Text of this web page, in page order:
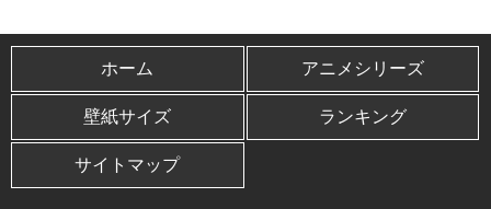
ホーム アニメシリーズ
壁紙サイズ ランキング
サイトマップ